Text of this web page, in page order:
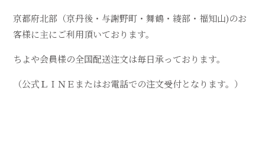
京都府北部（京丹後・与謝野町・舞鶴・綾部・福知山)のお
客様に主にご利用頂いております。
ちよや会員様の全国配送注文は毎日承っております。
（公式ＬＩＮＥまたはお電話での注文受付となります。）